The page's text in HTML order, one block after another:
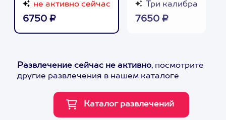
не активно сейчас
6750 ₽
Три калибра
7650 ₽
Развлечение сейчас не активно, посмотрите
другие развлечения в нашем каталоге